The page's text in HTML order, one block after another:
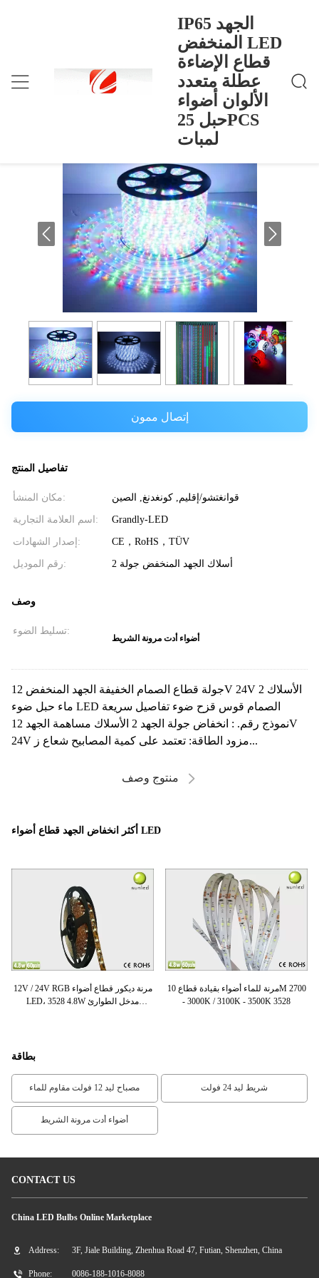
IP65 الجهد
المنخفض LED
قطاع الإضاءة
عطلة متعدد
الألوان أضواء
حبل 25PCS
لمبات
د الألوان أضواء حبل 25PCS لمبات
IP65 الجهد المنخفض LED قطاع الإضاءة
إتصال ممون
تفاصيل المنتج
مكان المنشأ: قوانغتشو/إقليم, كونغدنغ, الصين
اسم العلامة التجارية: Grandly-LED
إصدار الشهادات: CE，RoHS，TÜV
رقم الموديل: أسلاك الجهد المنخفض جولة 2
وصف
تسليط الضوء:
أضواء أدت مرونة الشريط
جولة قطاع الصمام الخفيفة الجهد المنخفض 12V 24V 2 الأسلاك
ماء حبل ضوء LED الصمام قوس قزح ضوء تفاصيل سريعة
نموذج رقم. : انخفاض جولة الجهد 2 الأسلاك مساهمة الجهد 12V
24V مزود الطاقة: تعتمد على كمية المصابيح شعاع ز...
منتوج وصف
أكثر انخفاض الجهد قطاع أضواء LED
12V / 24V RGB مرنة ديكور قطاع أضواء
LED، 3528 4.8W مدخل الطوارئ
مرنة للماء أضواء بقيادة قطاع 10M 2700
- 3000K / 3100K - 3500K 3528
بطاقة
مصباح ليد 12 فولت مقاوم للماء شريط ليد 24 فولت
أضواء أدت مرونة الشريط
CONTACT US
China LED Bulbs Online Marketplace
Address: 3F, Jiale Building, Zhenhua Road 47, Futian, Shenzhen, China
Phone: 0086-188-1016-8088